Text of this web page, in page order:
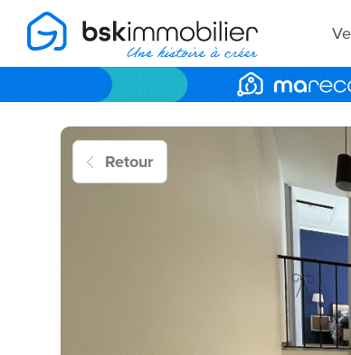
Retour